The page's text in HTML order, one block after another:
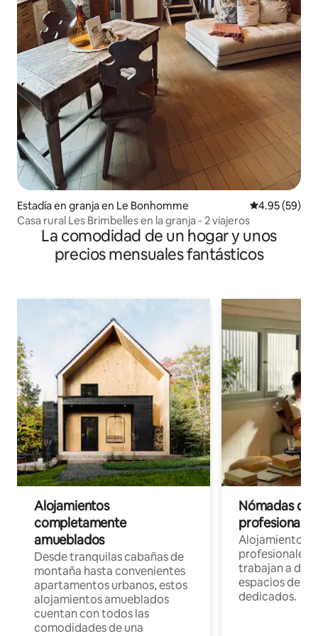
Estadía en granja en Le Bonhomme Calificación
4.95 (59)
Casa rural Les Brimbelles en la granja - 2 viajeros
La comodidad de un hogar y unos
precios mensuales fantásticos
Alojamientos
completamente
amueblados
Desde tranquilas cabañas de
montaña hasta convenientes
apartamentos urbanos, estos
alojamientos amueblados
cuentan con todos las
comodidades de una
Nómadas
Alojamientos
profesionales
trabajan a
espacios de
dedicados.